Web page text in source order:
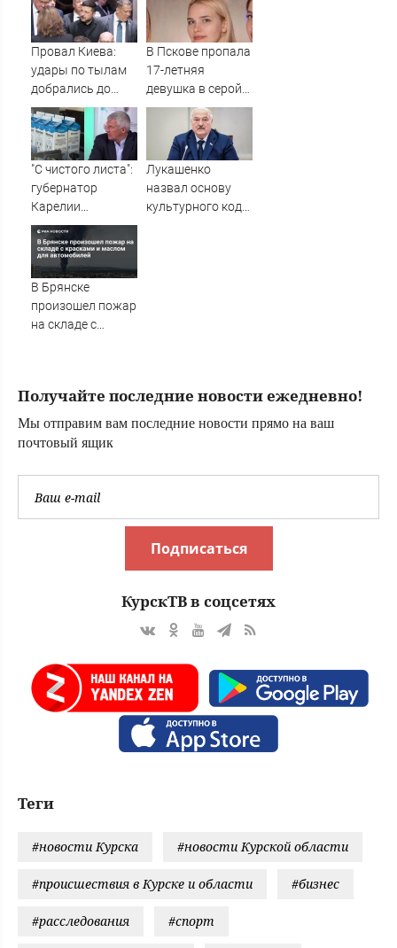
стала надеждой
Армении
катера
Провал Киева:
удары по тылам
добрались до
Зеленского
быстрее, чем до
России
В Пскове пропала
17-летняя
девушка в серой
толстовке
"С чистого листа":
губернатор
Карелии
рассказал, что
ожидает ОМК
Лукашенко
назвал основу
культурного кода
В Брянске
произошел пожар
на складе с
Получайте последние новости ежедневно!
Мы отправим вам последние новости прямо на ваш
почтовый ящик
Подписаться
КурскТВ в соцсетях
Теги
#новости Курска #новости Курской области
#происшествия в Курске и области #бизнес
#расследования #спорт